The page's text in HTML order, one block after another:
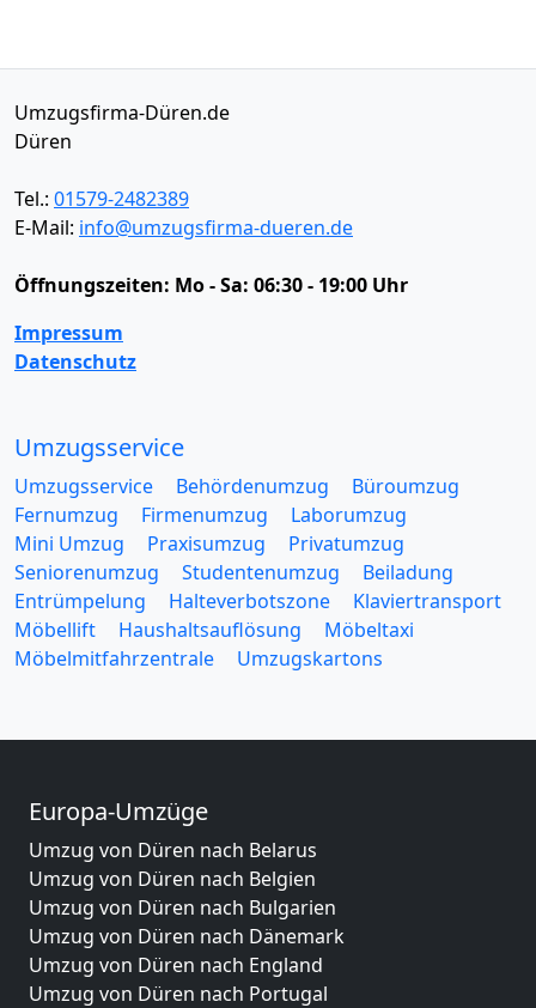
Umzugsfirma-Düren.de
Düren
Tel.: 01579-2482389
E-Mail: info@umzugsfirma-dueren.de
Öffnungszeiten: Mo - Sa: 06:30 - 19:00 Uhr
Impressum
Datenschutz
Umzugsservice
Umzugsservice Behördenumzug
Büroumzug
Fernumzug
Firmenumzug
Laborumzug
Mini Umzug
Praxisumzug
Privatumzug
Seniorenumzug
Studentenumzug
Beiladung
Entrümpelung
Halteverbotszone
Klaviertransport
Möbellift
Haushaltsauflösung
Möbeltaxi
Möbelmitfahrzentrale
Umzugskartons
Europa-Umzüge
Umzug von Düren nach Belarus
Umzug von Düren nach Belgien
Umzug von Düren nach Bulgarien
Umzug von Düren nach Dänemark
Umzug von Düren nach England
Umzug von Düren nach Portugal